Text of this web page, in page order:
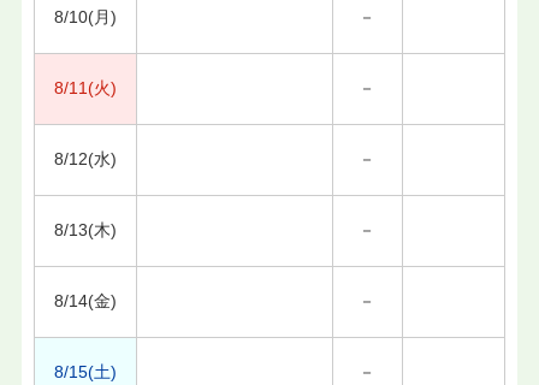
8/10(月) －
8/11(火) －
8/12(水) －
8/13(木) －
8/14(金) －
8/15(土) －